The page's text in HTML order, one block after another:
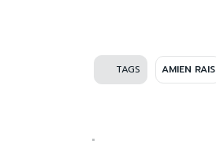
TAGS AMIEN RAIS